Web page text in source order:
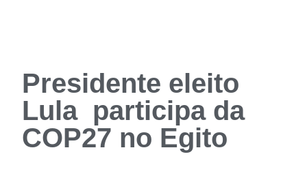
Presidente eleito
Lula participa da
COP27 no Egito